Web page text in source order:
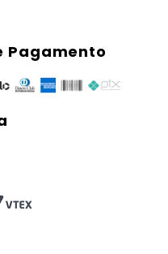
Pagamento